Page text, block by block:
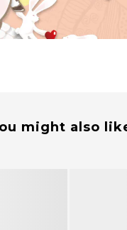
might also